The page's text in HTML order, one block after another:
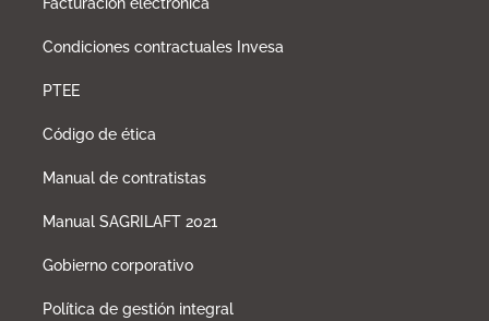
Condiciones contractuales Invesa
PTEE
Código de ética
Manual de contratistas
Manual SAGRILAFT 2021
Gobierno corporativo
Política de gestión integral